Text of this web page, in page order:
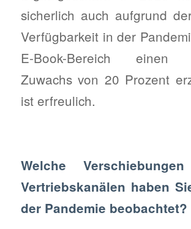
sicherlich auch aufgrund
Verfügbarkeit in der
E-Book-Bereich einen
Zuwachs von 20 Prozent
ist erfreulich.
Welche
Vertriebskanälen haben
der Pandemie beobachtet?